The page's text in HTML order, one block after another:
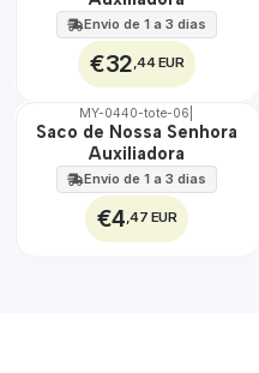
Envio de 1 a 3 dias
€32,44 EUR
🇵🇹
MY-0440-tote-06
Saco de Nossa Senhora
Auxiliadora
Envio de 1 a 3 dias
€4,47 EUR